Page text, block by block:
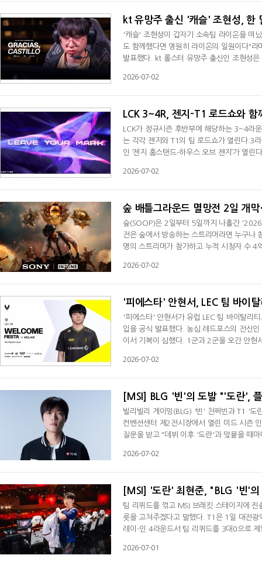
kt 유망주 출신 '캐슬' 조현성, 한
'캐슬' 조현성이 갑자기 소속팀 라이온을 떠
도 함께했다면 영원히 라이온의 일원이다"
발표했다. kt 롤스터 유망주 출신인 조현성
레시브(해체), 디스가이즈드에서 선수 생활
2026-07-02
LCK 3~4R, 젠지-T1 로드쇼와 함
LCK가 정규시즌 후반부에 해당하는 3~4라
는 각각 젠지와 T1의 팀 로드쇼가 열린다.3
인 ‘젠지 홈스탠드-하우스 오브 젠지’가 열
러스 기아와의 매치업이 이어진다.3라운드
2026-07-02
숲 배틀그라운드 멸망전 2일 개
숲(SOOP)은 2일부터 5일까지 나흘간
전은 숲에서 방송하는 스트리머라면 누구나
명의 스트리머가 참가하고 누적 시청자 수 4
카테고리 인기 스트리머를 비롯해 총 128
2026-07-02
'피에스타' 안현서, LEC 팀 바이
'피에스타' 안현서가 유럽 LEC 팀 바이탈리
입을 공식 발표했다. 농심 레드포스의 전신
이서 기복이 심했다. 1군과 2군을 오간 안현
츠X에 0대3으로 패해 탈락했다. 1군서 미드
2026-07-02
[MSI] BLG '빈'의 도발 "'도란',
빌리빌리 게이밍(BLG) '빈' 천쩌빈과 T1 '도
컨벤션센터 제2전시장에서 열린 미드 시즌
질문을 받고 "데뷔 이후 '도란'과 맞붙을 때
인이다. 이번 퍼스트 스탠드에서 만나게 된
2026-07-02
[MSI] '도란' 최현준, "BLG '빈'
팀 리퀴드를 꺾고 MSI 브래킷 스테이지에
릇을 고쳐주겠다고 말했다. T1은 1일 대전
레이-인 4라운드서 팀 리퀴드를 3대0으로
것에 대해선) 아쉬운 경기도 많았다. 팀원들
2026-07-01